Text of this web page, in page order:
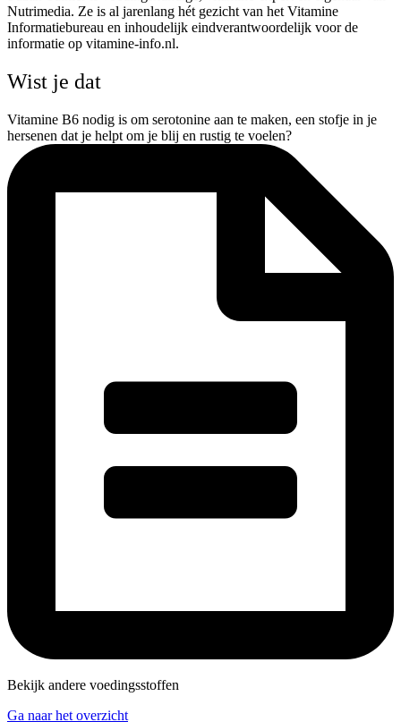
Nutrimedia. Ze is al jarenlang hét gezicht van het Vitamine
Informatiebureau en inhoudelijk eindverantwoordelijk voor de
informatie op vitamine-info.nl.
Wist je dat
Vitamine B6 nodig is om serotonine aan te maken, een stofje in je
hersenen dat je helpt om je blij en rustig te voelen?
Bekijk andere voedingsstoffen
Ga naar het overzicht